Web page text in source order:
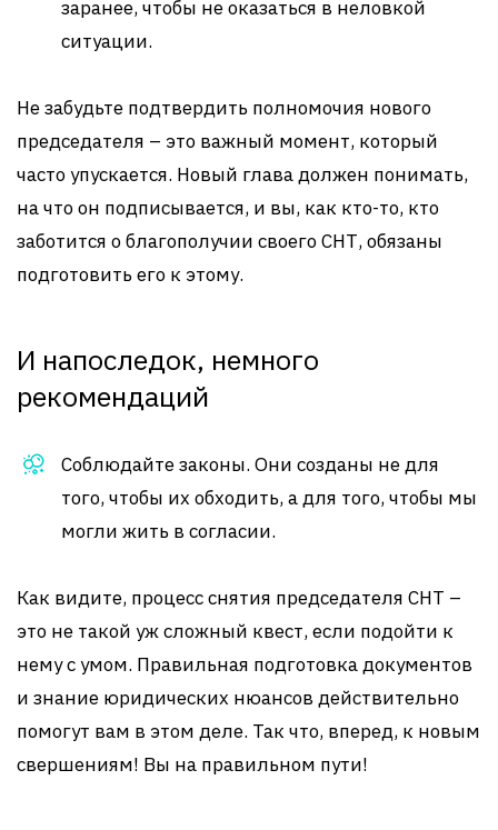
заранее, чтобы не оказаться в неловкой
ситуации.
Не забудьте подтвердить полномочия нового
председателя – это важный момент, который
часто упускается. Новый глава должен понимать,
на что он подписывается, и вы, как кто-то, кто
заботится о благополучии своего СНТ, обязаны
подготовить его к этому.
И напоследок, немного
рекомендаций
Соблюдайте законы. Они созданы не для
того, чтобы их обходить, а для того, чтобы мы
могли жить в согласии.
Как видите, процесс снятия председателя СНТ –
это не такой уж сложный квест, если подойти к
нему с умом. Правильная подготовка документов
и знание юридических нюансов действительно
помогут вам в этом деле. Так что, вперед, к новым
свершениям! Вы на правильном пути!